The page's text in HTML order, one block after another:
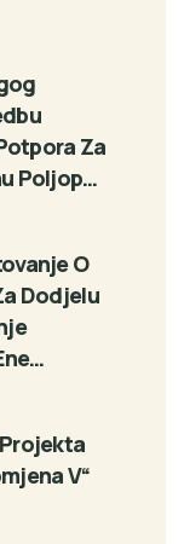
Za
Poljop…
O
Dodjelu
V“